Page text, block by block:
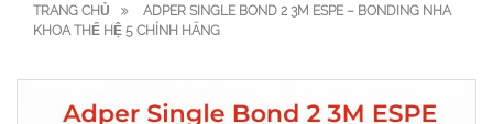
TRANG CHỦ
ADPER SINGLE BOND 2 3M ESPE – BONDING NHA
KHOA THẾ HỆ 5 CHÍNH HÃNG